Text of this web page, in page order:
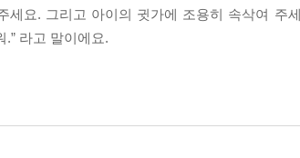
요. 그리고 아이의 귓가에 조용히 속삭여 주
라고 말이에요.